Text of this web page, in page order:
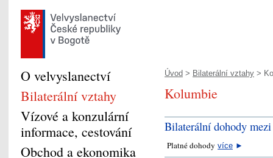
Úvod > Bilaterální vztahy >
Kolumbie
Bilaterální dohody
Platné dohody více ►
O velvyslanectví
Bilaterální vztahy
Vízové a konzulární
informace, cestování
Obchod a ekonomika